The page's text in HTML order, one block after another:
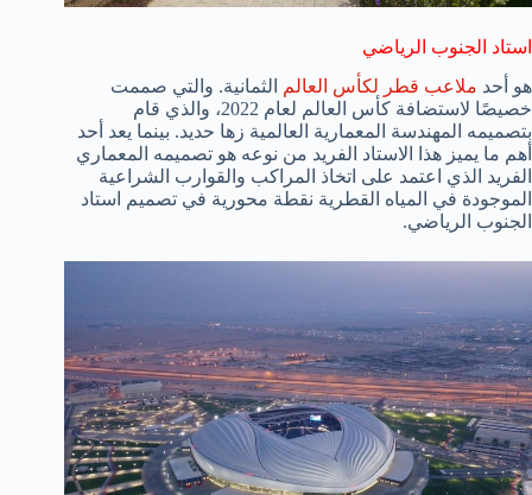
استاد الجنوب الرياضي
هو أحد ملاعب قطر لكأس العالم
الثمانية. والتي صممت
خصيصًا لاستضافة كأس العالم لعام 2022، والذي قام
بتصميمه المهندسة المعمارية العالمية زها حديد. بينما يعد أحد
أهم ما يميز هذا الاستاد الفريد من نوعه هو تصميمه المعماري
الفريد الذي اعتمد على اتخاذ المراكب والقوارب الشراعية
الموجودة في المياه القطرية نقطة محورية في تصميم استاد
الجنوب الرياضي.